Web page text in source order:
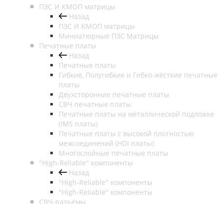
ПЗС И КМОП матрицы
Назад
ПЗС И КМОП матрицы
Миниатюрные ПЗС Матрицы
Печатные платы
Назад
Печатные платы
Гибкие, Полугибкие и Гибко-жёсткие печатные
платы
Двухсторонние печатные платы
СВЧ печатные платы
Печатные платы на металлической подложке
(IMS платы)
Печатные платы с высокой плотностью
межсоединений (HDI платы)
Многослойные печатные платы
"High-Reliable" компоненты
Назад
"High-Reliable" компоненты
"High-Reliable" компоненты
СВЧ-разъёмы